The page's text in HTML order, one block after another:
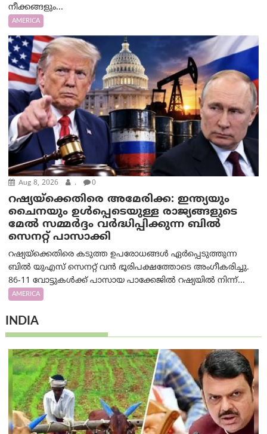
നീക്കങ്ങളും...
AMERICA
Aug 8, 2026 . 0
റഷ്യയ്‌ക്കെതിരെ അമേരിക്ക: ഇന്ത്യയും
ചൈനയും ഉൾപ്പെടെയുള്ള രാജ്യങ്ങളുടെ
മേൽ സമ്മർദ്ദം വർദ്ധിപ്പിക്കുന്ന ബിൽ
സെനറ്റ് പാസാക്കി
റഷ്യയ്‌ക്കെതിരെ കടുത്ത ഉപരോധങ്ങൾ ഏർപ്പെടുത്തുന്ന
ബിൽ യുഎസ് സെനറ്റ് വൻ ഭൂരിപക്ഷത്തോടെ അംഗീകരിച്ചു.
86-11 വോട്ടുകൾക്ക് പാസായ പാക്കേജിൽ റഷ്യയിൽ നിന്ന്...
AMERICA
INDIA